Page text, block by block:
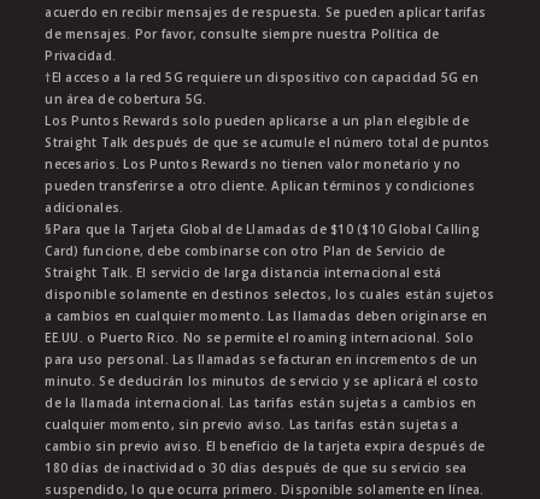
acuerdo en recibir mensajes de respuesta. Se pueden aplicar tarifas
de mensajes. Por favor, consulte siempre nuestra Política de
Privacidad.
†El acceso a la red 5G requiere un dispositivo con capacidad 5G en
un área de cobertura 5G.
Los Puntos Rewards solo pueden aplicarse a un plan elegible de
Straight Talk después de que se acumule el número total de puntos
necesarios. Los Puntos Rewards no tienen valor monetario y no
pueden transferirse a otro cliente. Aplican términos y condiciones
adicionales.
§Para que la Tarjeta Global de Llamadas de $10 ($10 Global Calling
Card) funcione, debe combinarse con otro Plan de Servicio de
Straight Talk. El servicio de larga distancia internacional está
disponible solamente en destinos selectos, los cuales están sujetos
a cambios en cualquier momento. Las llamadas deben originarse en
EE.UU. o Puerto Rico. No se permite el roaming internacional. Solo
para uso personal. Las llamadas se facturan en incrementos de un
minuto. Se deducirán los minutos de servicio y se aplicará el costo
de la llamada internacional. Las tarifas están sujetas a cambios en
cualquier momento, sin previo aviso. Las tarifas están sujetas a
cambio sin previo aviso. El beneficio de la tarjeta expira después de
180 días de inactividad o 30 días después de que su servicio sea
suspendido, lo que ocurra primero. Disponible solamente en línea.